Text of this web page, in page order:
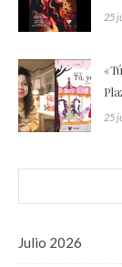
25
25
Julio 2026